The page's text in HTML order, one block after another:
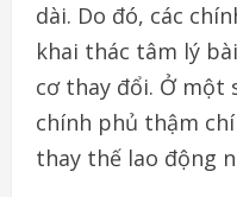
dài. Do đó, các
khai thác tâm lý
cơ thay đổi. Ở một
chính phủ thậm
thay thế lao động